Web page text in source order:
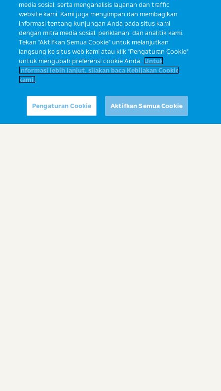
Ibu ingin konsultasi?
Yuk, tanyakan ke Sahabat Ibu Prima
media sosial, serta menganalisis layanan dan traffic
website kami. Kami juga menyimpan dan membagikan
informasi tentang kunjungan Anda pada situs kami
dengan mitra media sosial, periklanan, dan analitik kami.
Tekan "Aktifkan Semua Cookie" untuk melanjutkan
langsung ke situs web kami atau klik "Pengaturan Cookie"
untuk mengubah preferensi cookie Anda. Untuk
informasi lebih lanjut, silakan baca Kebijakan Cookie
kami.
Pengaturan Cookie Aktifkan Semua Cookie